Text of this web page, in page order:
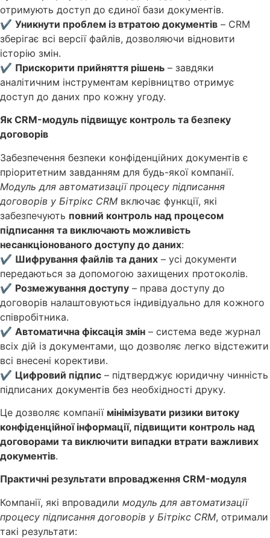
отримують доступ до єдиної бази документів.
✔ Уникнути проблем із втратою документів – CRM
зберігає всі версії файлів, дозволяючи відновити
історію змін.
✔ Прискорити прийняття рішень – завдяки
аналітичним інструментам керівництво отримує
доступ до даних про кожну угоду.
Як CRM-модуль підвищує контроль та безпеку
договорів
Забезпечення безпеки конфіденційних документів є
пріоритетним завданням для будь-якої компанії.
Модуль для автоматизації процесу підписання
договорів у Бітрікс CRM включає функції, які
забезпечують повний контроль над процесом
підписання та виключають можливість
несанкціонованого доступу до даних:
✔ Шифрування файлів та даних – усі документи
передаються за допомогою захищених протоколів.
✔ Розмежування доступу – права доступу до
договорів налаштовуються індивідуально для кожного
співробітника.
✔ Автоматична фіксація змін – система веде журнал
всіх дій із документами, що дозволяє легко відстежити
всі внесені корективи.
✔ Цифровий підпис – підтверджує юридичну чинність
підписаних документів без необхідності друку.
Це дозволяє компанії мінімізувати ризики витоку
конфіденційної інформації, підвищити контроль над
договорами та виключити випадки втрати важливих
документів.
Практичні результати впровадження CRM-модуля
Компанії, які впровадили модуль для автоматизації
процесу підписання договорів у Бітрікс CRM, отримали
такі результати: